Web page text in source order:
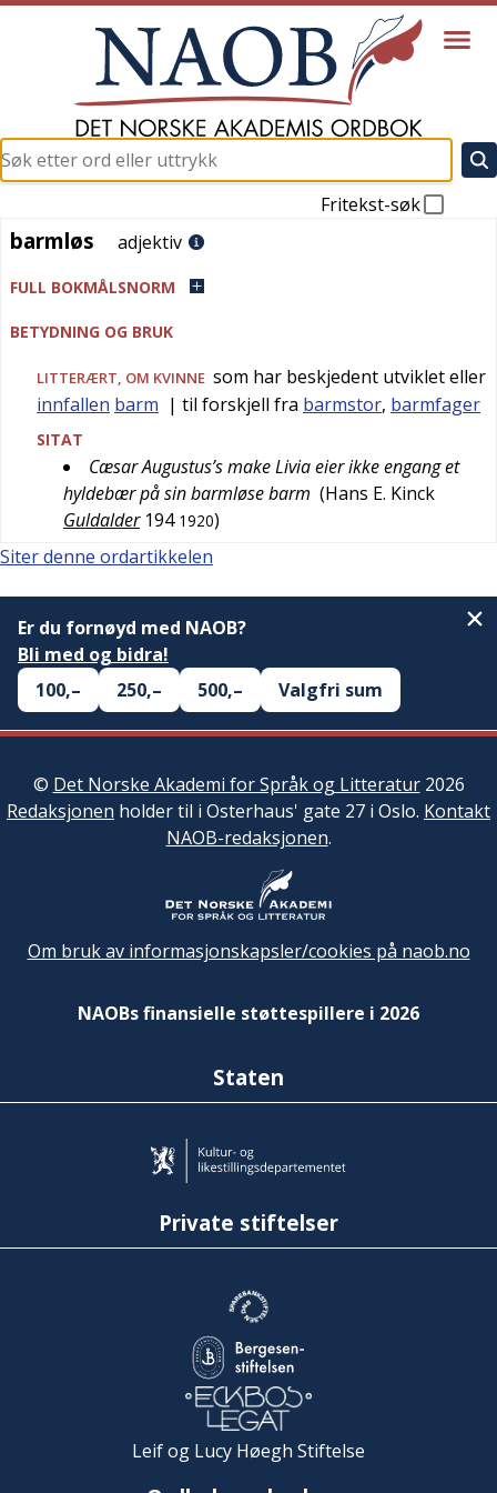
Fritekst-søk
barmløs
barmløs adjektiv
FULL BOKMÅLSNORM
BETYDNING OG BRUK
LITTERÆRT, OM KVINNE som har beskjedent utviklet eller
innfallen barm | til forskjell fra barmstor, barmfager
SITAT
Cæsar Augustus’s make Livia eier ikke engang et
hyldebær på sin barmløse barm (Hans E. Kinck
Guldalder 194 1920)
Siter denne ordartikkelen
Er du fornøyd med NAOB?
Bli med og bidra!
100,–
250,– 500,– Valgfri sum
© Det Norske Akademi for Språk og Litteratur2026
Redaksjonen holder til i Osterhaus' gate 27 i Oslo. Kontakt
NAOB-redaksjonen.
Om bruk av informasjonskapsler/cookies på naob.no
NAOBs finansielle støttespillere i 2026
Staten
Private stiftelser
Leif og Lucy Høegh Stiftelse